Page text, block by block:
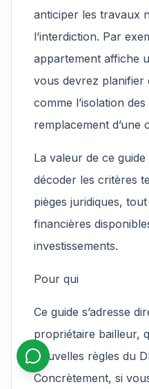
anticiper les travaux
l’interdiction. Par
appartement affiche
vous devrez planifier
comme l’isolation
remplacement d’une
La valeur de ce
décoder les critères
pièges juridiques,
financières
investissements.
Pour qui
Ce guide s’adresse
propriétaire bailleur,
nouvelles règles du
Concrètement, si